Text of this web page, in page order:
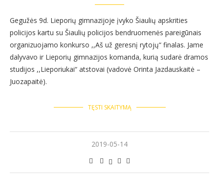
Gegužės 9d. Lieporių gimnazijoje įvyko Šiaulių apskrities
policijos kartu su Šiaulių policijos bendruomenės pareigūnais
organizuojamo konkurso ,,Aš už geresnį rytojų“ finalas. Jame
dalyvavo ir Lieporių gimnazijos komanda, kurią sudarė dramos
studijos ,,Lieporiukai“ atstovai (vadovė Orinta Jazdauskaitė –
Juozapaitė).
TĘSTI SKAITYMĄ
2019-05-14